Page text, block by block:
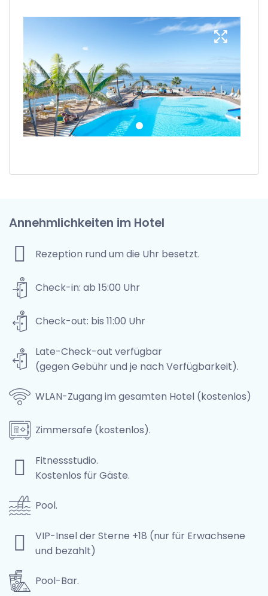
Annehmlichkeiten im Hotel
Rezeption rund um die Uhr besetzt.
Check-in: ab 15:00 Uhr
Check-out: bis 11:00 Uhr
Late-Check-out verfügbar
(gegen Gebühr und je nach Verfügbarkeit).
WLAN-Zugang im gesamten Hotel (kostenlos)
Zimmersafe (kostenlos).
Fitnessstudio.
Kostenlos für Gäste.
Pool.
VIP-Insel der Sterne +18 (nur für Erwachsene
und bezahlt)
Pool-Bar.